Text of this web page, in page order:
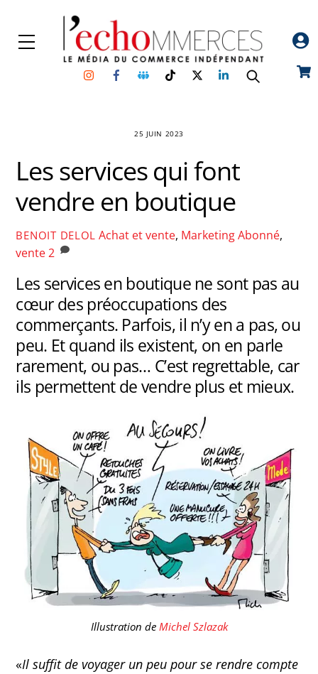
content
Menu
InstagramFacebookGroupe
Facebook
TikTokTwitterLinkedin
25 JUIN 2023
Les services qui font
vendre en boutique
BENOIT DELOL Achat et vente, MarketingAbonné,
vente 2
Les services en boutique ne sont pas au
cœur des préoccupations des
commerçants. Parfois, il n’y en a pas, ou
peu. Et quand ils existent, on en parle
rarement, ou pas… C’est regrettable, car
ils permettent de vendre plus et mieux.
Illustration de Michel Szlazak
«Il suffit de voyager un peu pour se rendre compte